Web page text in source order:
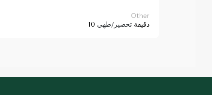
Other
10 دقيقة تحضير/طهي